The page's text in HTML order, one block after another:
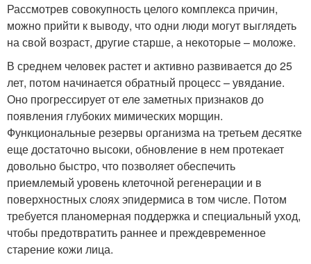
Рассмотрев совокупность целого комплекса причин,
можно прийти к выводу, что одни люди могут выглядеть
на свой возраст, другие старше, а некоторые – моложе.
В среднем человек растет и активно развивается до 25
лет, потом начинается обратный процесс – увядание.
Оно прогрессирует от еле заметных признаков до
появления глубоких мимических морщин.
Функциональные резервы организма на третьем десятке
еще достаточно высоки, обновление в нем протекает
довольно быстро, что позволяет обеспечить
приемлемый уровень клеточной регенерации и в
поверхностных слоях эпидермиса в том числе. Потом
требуется планомерная поддержка и специальный уход,
чтобы предотвратить раннее и преждевременное
старение кожи лица.